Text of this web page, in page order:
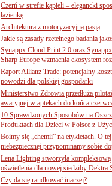
Czerń w strefie kąpieli – elegancki
łazienkę
Architektura z motoryzacyjną pasją
Jakie są zasady rzetelnego badania
Synappx Cloud Print 2.0 oraz
Sharp Europe wzmacnia ekosystem
Raport Allianz Trade: potencjalny
powodzi dla polskiej gospodarki
Ministerstwo Zdrowia przedłuża
awaryjnej w aptekach do końca
10 Sprawdzonych Sposobów na
Produktach dla Dzieci w Polsce z
Boimy się „chemii” na etykietach. O
niebezpiecznej przypominamy sobie
Lena Lighting stworzyła kompleksową
oświetlenia dla nowej siedziby Dektra
Czy da się randkować inaczej?